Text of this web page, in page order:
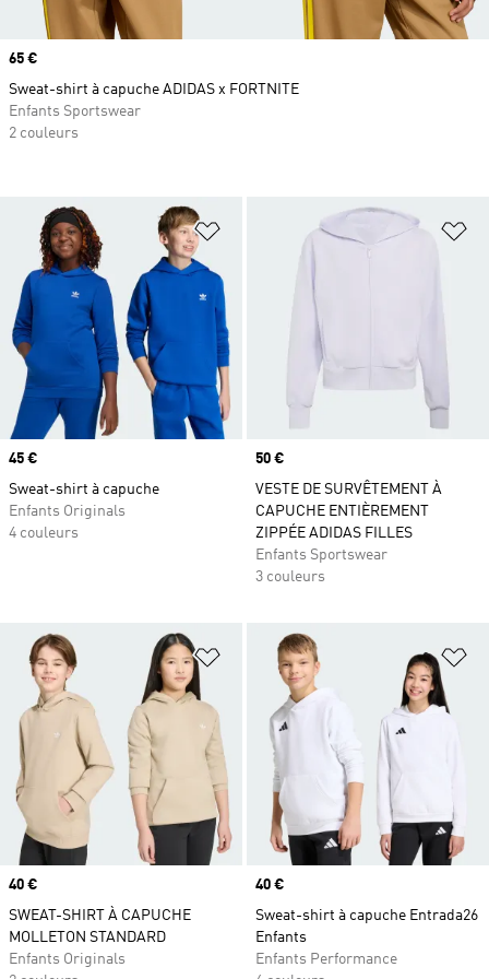
Ajouter à la Liste de produits
Prix
45 €
Sweat-shirt à capuche
Enfants Originals
4 couleurs
Prix
50 €
VESTE DE SURVÊTEMENT À
CAPUCHE ENTIÈREMENT
ZIPPÉE ADIDAS FILLES
Enfants Sportswear
3 couleurs
Ajouter à la Liste de produits
Prix
40 €
SWEAT-SHIRT À CAPUCHE
MOLLETON STANDARD
Enfants Originals
Prix
40 €
Sweat-shirt à capuche Entrada26
Enfants
Enfants Performance
Prix
65 €
Sweat-shirt à capuche ADIDAS x FORTNITE
Enfants Sportswear
2 couleurs